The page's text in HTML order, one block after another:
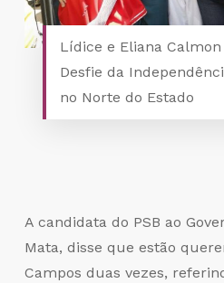
Lídice e Eliana
Desfie da
no Norte do Estado
A candidata do PSB ao
Mata, disse que estão
Campos duas vezes,